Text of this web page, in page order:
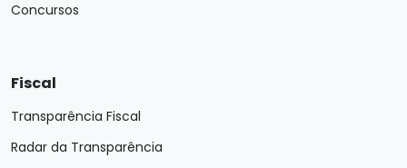
Concursos
Fiscal
Transparência Fiscal
Radar da Transparência